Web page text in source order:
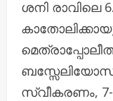
ശനി രാവിലെ
സ്വീകരണം,